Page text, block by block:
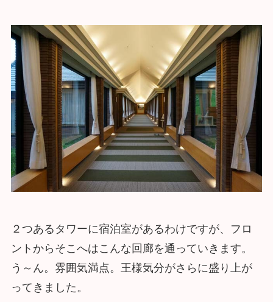
２つあるタワーに宿泊室があるわけですが、フロ
ントからそこへはこんな回廊を通っていきます。
う～ん。雰囲気満点。王様気分がさらに盛り上が
ってきました。